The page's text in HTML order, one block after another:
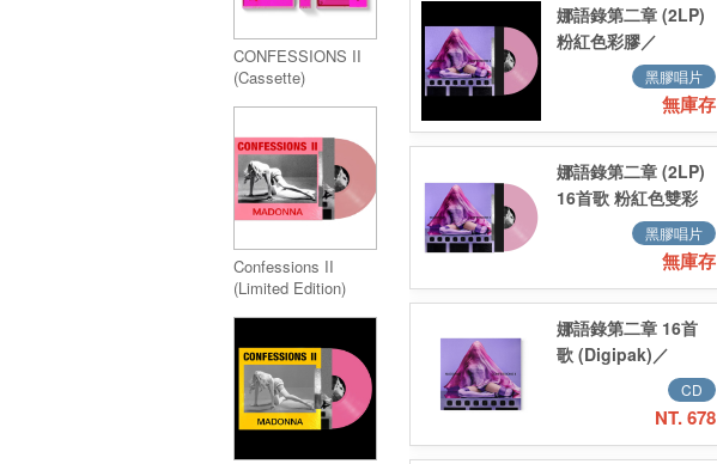
CONFESSIONS II
(Cassette)
Confessions II
(Limited Edition)
娜語錄第二章 (2LP)
粉紅色彩膠／
Confessions II
(2LP) 粉紅色彩膠
黑膠唱片
無庫存
娜語錄第二章 (2LP)
16首歌 粉紅色雙彩
膠／Confessions II
16-track 2LP (Pink
黑膠唱片
無庫存
娜語錄第二章 16首
歌 (Digipak)／
Confessions II 16-
track (Digipak)
CD
NT. 678